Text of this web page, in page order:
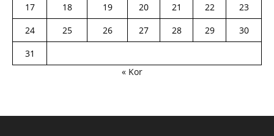
17
18 19 20 21 22
23
24
25 26 27 28 29
30
31
« Kor